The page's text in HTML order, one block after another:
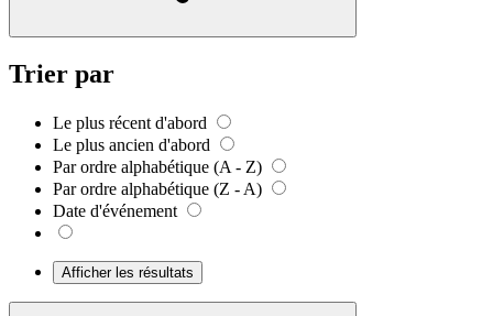
Trier par
Le plus récent d'abord
Le plus ancien d'abord
Par ordre alphabétique (A - Z)
Par ordre alphabétique (Z - A)
Date d'événement
Afficher les résultats